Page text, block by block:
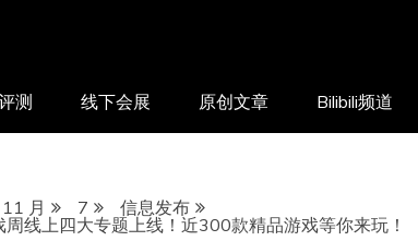
姬
测 线下会展 原创文章 Bilibili频道
11 月 7
信息发布
线上四大专题上线！近300款精品游戏等你来玩！